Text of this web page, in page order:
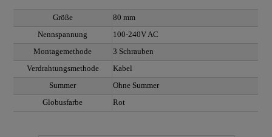
Größe
80 mm
Nennspannung
100-240V AC
Montagemethode
3 Schrauben
Verdrahtungsmethode
Kabel
Summer
Ohne Summer
Globusfarbe
Rot